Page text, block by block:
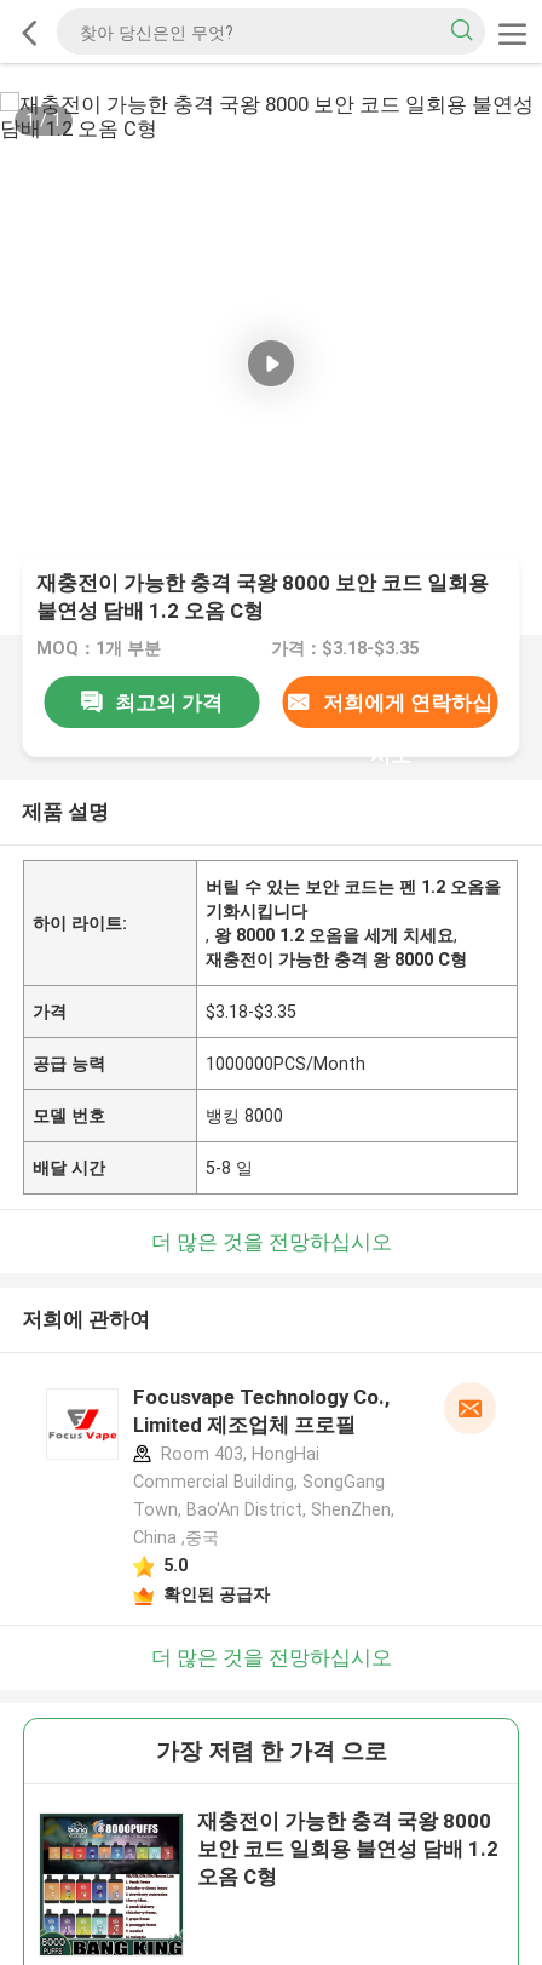
1/1
재충전이 가능한 충격 국왕 8000 보안 코드 일회용
불연성 담배 1.2 오옴 C형
MOQ：1개 부분 가격：$3.18-$3.35
최고의 가격 저희에게 연락하십
시오
제품 설명
하이 라이트:
버릴 수 있는 보안 코드는 펜 1.2 오옴을
기화시킵니다
, 왕 8000 1.2 오옴을 세게 치세요,
재충전이 가능한 충격 왕 8000 C형
가격 $3.18-$3.35
공급 능력 1000000PCS/Month
모델 번호 뱅킹 8000
배달 시간 5-8 일
더 많은 것을 전망하십시오
저희에 관하여
Focusvape Technology Co.,
Limited 제조업체 프로필
Room 403, HongHai
Commercial Building, SongGang
Town, Bao'An District, ShenZhen,
China ,중국
5.0
확인된 공급자
더 많은 것을 전망하십시오
가장 저렴 한 가격 으로
재충전이 가능한 충격 국왕 8000
보안 코드 일회용 불연성 담배 1.2
오옴 C형